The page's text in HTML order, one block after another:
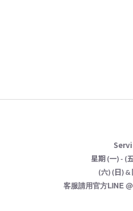
星期 (一) - (
(六) (日)
客服請用官方LINE